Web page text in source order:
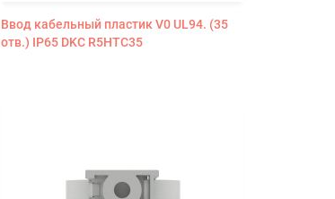
Ввод кабельный пластик V0 UL94. (35
отв.) IP65 DKC R5HTC35